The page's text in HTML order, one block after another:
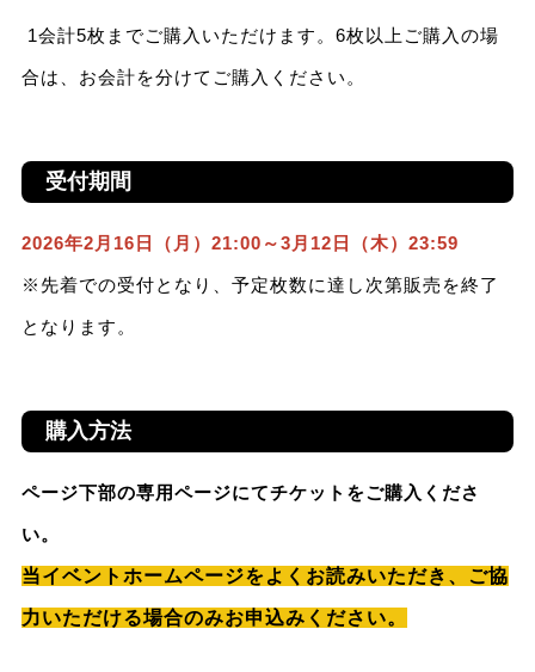
1会計5枚までご購入いただけます。6枚以上ご購入の場
合は、お会計を分けてご購入ください。
受付期間
2026年2月16日（月）21:00～3月12日（木）23:59
※先着での受付となり、予定枚数に達し次第販売を終了
となります。
購入方法
ページ下部の専用ページにてチケットをご購入くださ
い。
当イベントホームページをよくお読みいただき、ご協
力いただける場合のみお申込みください。